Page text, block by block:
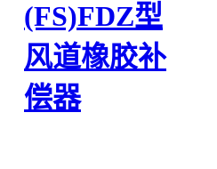
(FS)FDZ型
风道橡胶补
偿器